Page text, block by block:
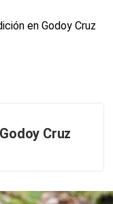
Cruz